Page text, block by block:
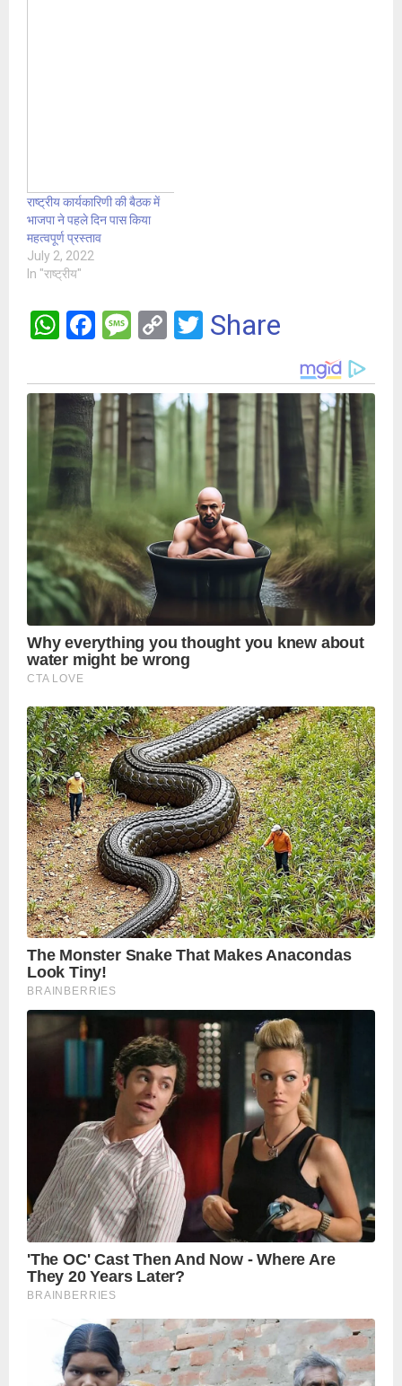
राष्ट्रीय कार्यकारिणी की बैठक में
भाजपा ने पहले दिन पास किया
महत्वपूर्ण प्रस्ताव
July 2, 2022
In "राष्ट्रीय"
W
at
s
A
p
p
F
ce
b
o
o
M
s
a
g
e
C
py
Li
n
T
tt
er
Share